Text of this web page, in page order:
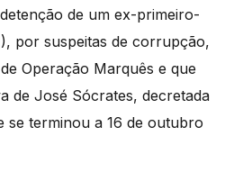
de um ex-primeiro-
por suspeitas de corrupção,
Operação Marquês e que
de José Sócrates, decretada
se terminou a 16 de outubro